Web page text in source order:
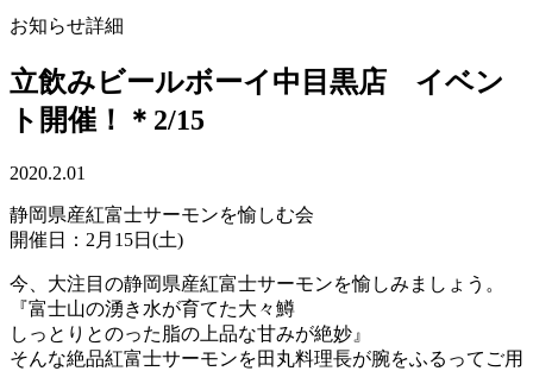
お知らせ詳細
立飲みビールボーイ中目黒店 イベン
ト開催！＊2/15
2020.2.01
静岡県産紅富士サーモンを愉しむ会
開催日：2月15日(土)
今、大注目の静岡県産紅富士サーモンを愉しみましょう。
『富士山の湧き水が育てた大々鱒
しっとりとのった脂の上品な甘みが絶妙』
そんな絶品紅富士サーモンを田丸料理長が腕をふるってご用